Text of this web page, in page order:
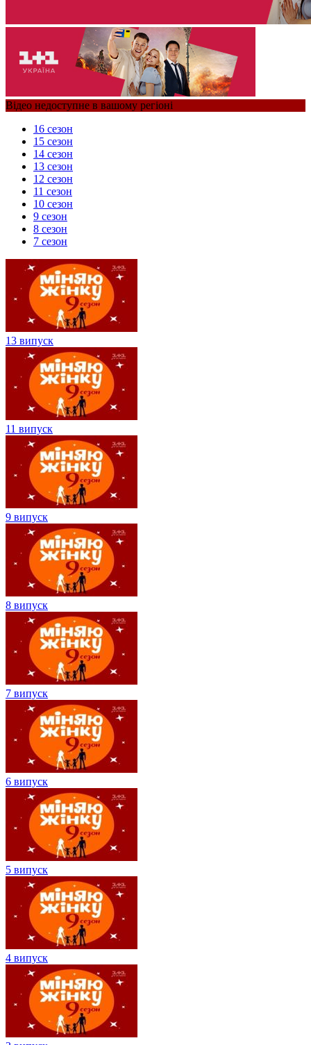
Відео недоступне в вашому регіоні
16 сезон
15 сезон
14 сезон
13 сезон
12 сезон
11 сезон
10 сезон
9 сезон
8 сезон
7 сезон
13 випуск
11 випуск
9 випуск
8 випуск
7 випуск
6 випуск
5 випуск
4 випуск